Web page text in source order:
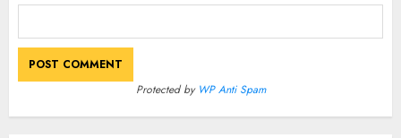
Protected by WP Anti Spam